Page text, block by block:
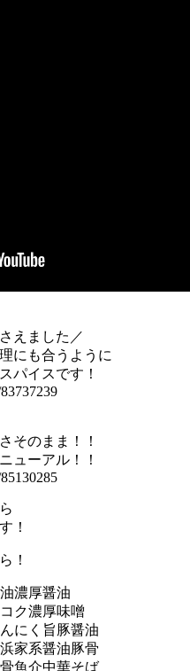
えました／
にも合うように
パイスです！
そのまま！！
ューアル！！
！
！
濃厚醤油
ク濃厚味噌
にく旨豚醤油
家系醤油豚骨
魚介中華そば